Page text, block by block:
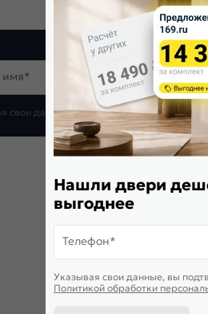
имя*
свои данные, вы подтверждаете
Нашли двери
выгоднее
Телефон*
Указывая свои данные, вы
Политикой обработки